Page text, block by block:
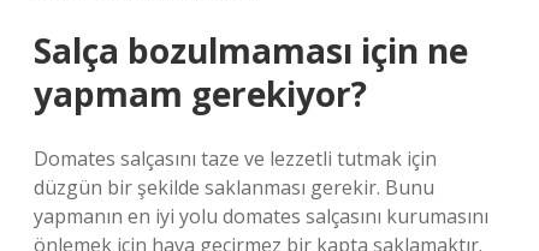
Salça bozulmaması için ne
yapmam gerekiyor?
Domates salçasını taze ve lezzetli tutmak için
düzgün bir şekilde saklanması gerekir. Bunu
yapmanın en iyi yolu domates salçasını kurumasını
önlemek için hava geçirmez bir kapta saklamaktır.